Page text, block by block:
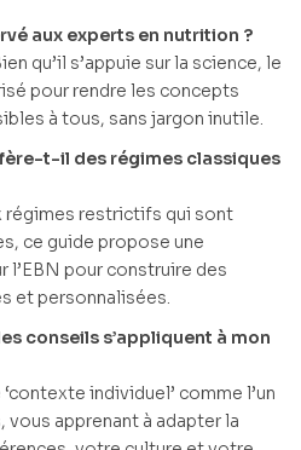
aux experts en nutrition ?
qu’il s’appuie sur la science, le
pour rendre les concepts
à tous, sans jargon inutile.
t-il des régimes classiques
régimes restrictifs qui sont
ce guide propose une
l’EBN pour construire des
et personnalisées.
conseils s’appliquent à mon
individuel’ comme l’un
apprenant à adapter la